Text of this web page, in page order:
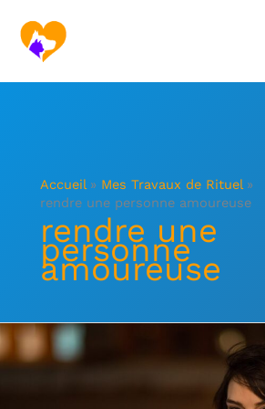
contenu
Accueil
Mes Travaux de Rituel
rendre une personne amoureuse
rendre une
personne
amoureuse
Faire
revenir
rapidement